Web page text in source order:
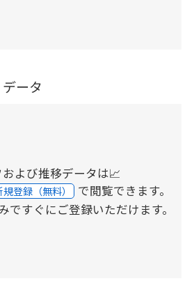
ータ
よび推移データは📈
規登録（無料） で閲覧できます。
ですぐにご登録いただけます。